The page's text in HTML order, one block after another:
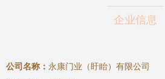
企业信息
公司名称： 永康门业（盱眙）有限公司